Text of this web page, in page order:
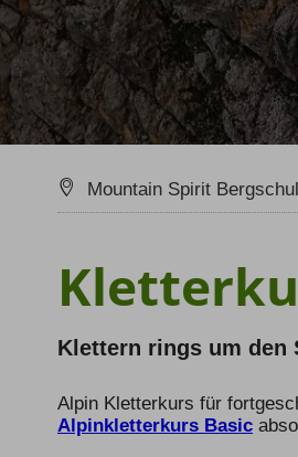
Tipps & Tricks
Mountain Spirit
Klettern rings um den
Alpin Kletterkurs für
Alpinkletterkurs Basic